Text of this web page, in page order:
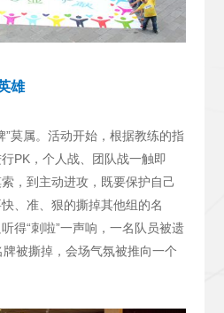
雄
”莫属。活动开始，根据教练的指
PK，个人战、团队战一触即
，到主动进攻，既要保护自己
、准、狠的撕掉其他组的名
得“刺啦”一声响，一名队员被遗
被撕掉，会场气氛被推向一个